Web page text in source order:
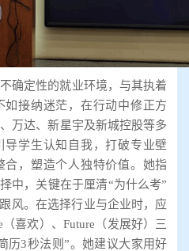
确定性的就业环境，与其执着
如接纳迷茫，在行动中修正方
万达、新星宇及新城控股等多
导学生认知自我，打破专业壁
合，塑造个人独特价值。她指
中，关键在于厘清“为什么考”
风。在选择行业与企业时，应
喜欢）、Future（发展好）三
历3秒法则”。她建议大家用好